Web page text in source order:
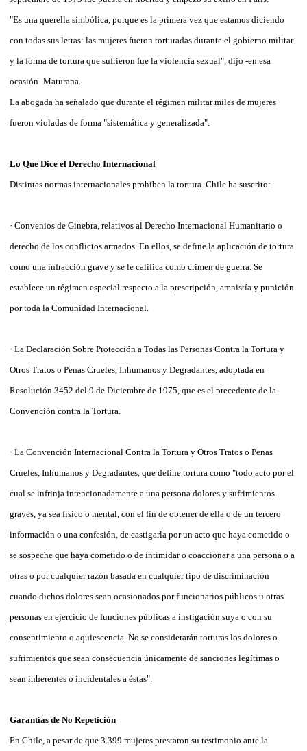
"Es una querella simbólica, porque es la primera vez que estamos diciendo
con todas sus letras: las mujeres fueron torturadas durante el gobierno militar
y la forma de tortura que sufrieron fue la violencia sexual", dijo -en esa
ocasión- Maturana.
La abogada ha señalado que durante el régimen militar miles de mujeres
fueron violadas de forma "sistemática y generalizada".
Lo Que Dice el Derecho Internacional
Distintas normas internacionales prohíben la tortura. Chile ha suscrito:
· Convenios de Ginebra, relativos al Derecho Internacional Humanitario o
derecho de los conflictos armados. En ellos, se define la aplicación de tortura
como una infracción grave y se le califica como crimen de guerra. Se
establece un régimen especial respecto a la prescripción, amnistía y punición
por toda la Comunidad Internacional.
· La Declaración Sobre Protección a Todas las Personas Contra la Tortura y
Otros Tratos o Penas Crueles, Inhumanos y Degradantes, adoptada en
Resolución 3452 del 9 de Diciembre de 1975, que es el precedente de la
Convención contra la Tortura.
· La Convención Internacional Contra la Tortura y Otros Tratos o Penas
Crueles, Inhumanos y Degradantes, que define tortura como "todo acto por el
cual se infrinja intencionadamente a una persona dolores y sufrimientos
graves, ya sea físico o mental, con el fin de obtener de ella o de un tercero
información o una confesión, de castigarla por un acto que haya cometido o
se sospeche que haya cometido o de intimidar o coaccionar a una persona o a
otras o por cualquier razón basada en cualquier tipo de discriminación
cuando dichos dolores sean ocasionados por funcionarios públicos u otras
personas en ejercicio de funciones públicas a instigación suya o con su
consentimiento o aquiescencia. No se considerarán torturas los dolores o
sufrimientos que sean consecuencia únicamente de sanciones legítimas o
sean inherentes o incidentales a éstas".
Garantías de No Repetición
En Chile, a pesar de que 3.399 mujeres prestaron su testimonio ante la